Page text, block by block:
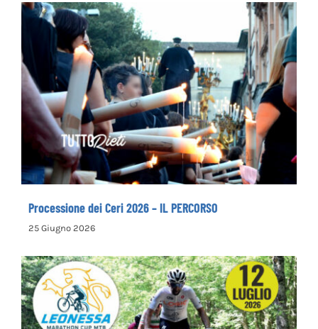
Processione dei Ceri 2026 – IL PERCORSO
Processione dei Ceri 2026 – IL PERCORSO
25 Giugno 2026